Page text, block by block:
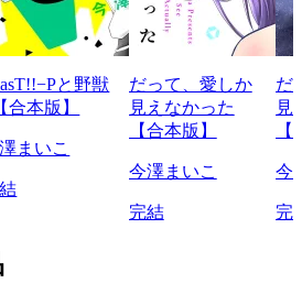
と野獣
合本版】
まいこ
だって、愛しか
見えなかった
【合本版】
今澤まいこ
完結
だ
見
今
完